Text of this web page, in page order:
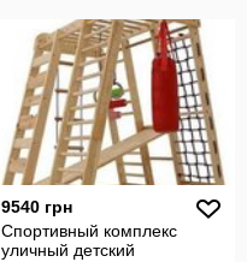
9540 грн
Спортивный комплекс
уличный детский